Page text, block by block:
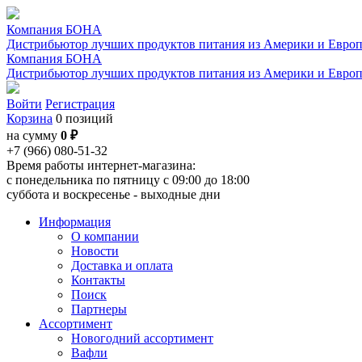
Компания БОНА
Дистрибьютор лучших продуктов питания из Америки и
Компания БОНА
Дистрибьютор лучших продуктов питания из Америки и
Войти Регистрация
Корзина 0 позиций
на сумму 0 ₽
+7 (966) 080-51-32
Время работы интернет-магазина:
с понедельника по пятницу с 09:00 до 18:00
суббота и воскресенье - выходные дни
Информация
О компании
Новости
Доставка и оплата
Контакты
Поиск
Партнеры
Ассортимент
Новогодний ассортимент
Вафли